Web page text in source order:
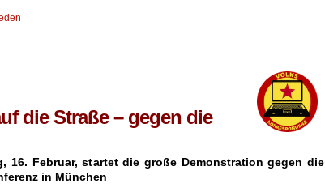
die Straße – gegen die
16. Februar, startet die große Demonstration gegen die
in München